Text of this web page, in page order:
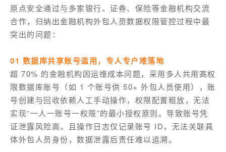
原点安全通过与多家银行、证券、保险等金融机构交流
合作，归纳出金融机构外包人员数据权限管控过程中最
突出的问题：
01 数据库共享账号滥用，专人专户难落地
超 70% 的金融机构因运维成本问题，采用多人共用高权
限数据库账号（如 1 个账号供 50+ 外包人员使用），账
号创建与回收依赖人工手动操作，权限配置粗放，无法
实现“一人一账号一权限”的最小授权原则。导致账号凭
证泄露风险高，且操作日志仅记录账号 ID，无法关联具
体外包人员身份，数据泄露后责任难以追溯。